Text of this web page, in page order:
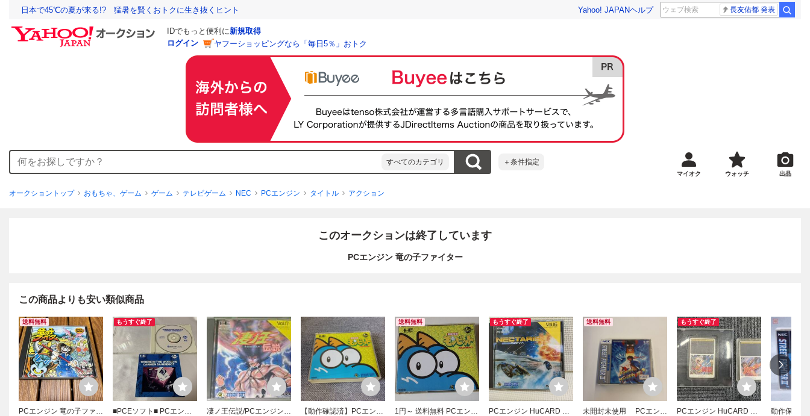
日本で45℃の夏が来る!? 猛暑を賢くおトクに生き抜くヒント Yahoo! JAPANヘルプ 長友佑都 発表
IDでもっと便利に新規取得
ログイン
ヤフーショッピングなら「毎日5％」おトク
すべてのカテゴリ ＋条件指定
マイオク ウォッチ 出品
オークショントップ おもちゃ、ゲーム ゲーム テレビゲーム NEC PCエンジン タイトル アクション
このオークションは終了しています
PCエンジン 竜の子ファイター
この商品よりも安い類似商品
送料無料
PCエンジン 竜の子ファイ
もうすぐ終了
■PCEソフト■ PCエンジ
凄ノ王伝説/PCエンジン(P
【動作確認済】PCエンジ
送料無料
1円～ 送料無料 PCエンジ
もうすぐ終了
PCエンジン HuCARD ネ
送料無料
未開封未使用 PCエンジ
もうすぐ終了
PCエンジン HuCARD ス
動作保証品